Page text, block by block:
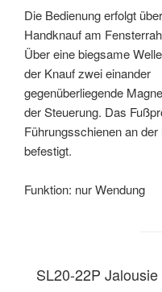
Die Bedienung erfolgt
Handknauf am
Über eine biegsame
der Knauf zwei einander
gegenüberliegende
der Steuerung. Das
Führungsschienen an
befestigt.
Funktion: nur Wendung
SL20-22P Jalousie